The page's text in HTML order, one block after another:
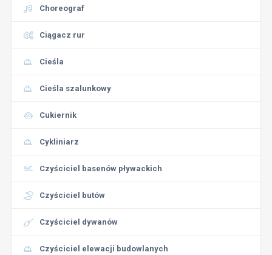
Choreograf
Ciągacz rur
Cieśla
Cieśla szalunkowy
Cukiernik
Cykliniarz
Czyściciel basenów pływackich
Czyściciel butów
Czyściciel dywanów
Czyściciel elewacji budowlanych